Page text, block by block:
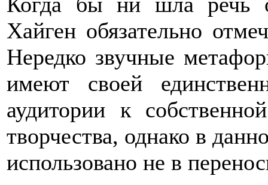
Хайген обязательно
Нередко звучные
имеют своей
аудитории к
творчества, однако в
использовано не в